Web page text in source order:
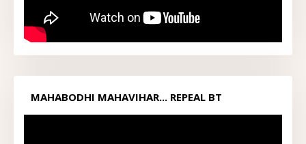
MAHABODHI MAHAVIHAR... REPEAL BT
ACT1949...